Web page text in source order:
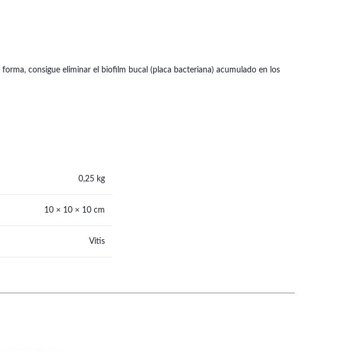
consigue eliminar el biofilm bucal (placa bacteriana) acumulado en los
0,25 kg
10 × 10 × 10 cm
Vitis